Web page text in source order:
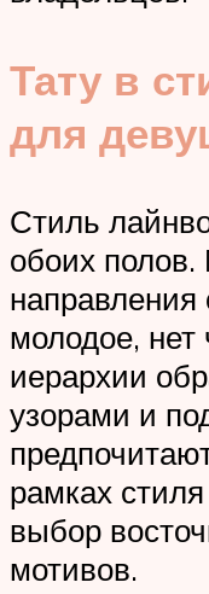
Тату в
для
Стиль
обоих полов.
направления
молодое, нет
иерархии
узорами и
рамках
выбор
мотивов.